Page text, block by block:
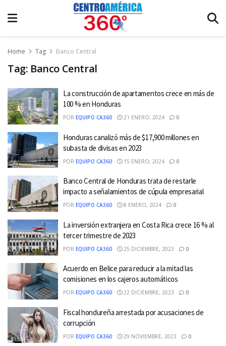
Home Tag Banco Central
Tag: Banco Central
La construcción de apartamentos crece en más de
100 % en Honduras
POR EQUIPO CA360 21 ENERO, 2024 0
Honduras canalizó más de $17,900 millones en
subasta de divisas en 2023
POR EQUIPO CA360 15 ENERO, 2024 0
Banco Central de Honduras trata de restarle
impacto a señalamientos de cúpula empresarial
POR EQUIPO CA360 8 ENERO, 2024 0
La inversión extranjera en Costa Rica crece 16 % al
tercer trimestre de 2023
POR EQUIPO CA360 25 DICIEMBRE, 2023 0
Acuerdo en Belice para reducir a la mitad las
comisiones en los cajeros automáticos
POR EQUIPO CA360 22 DICIEMBRE, 2023 0
Fiscal hondureña arrestada por acusaciones de
corrupción
POR EQUIPO CA360 29 NOVIEMBRE, 2023 0